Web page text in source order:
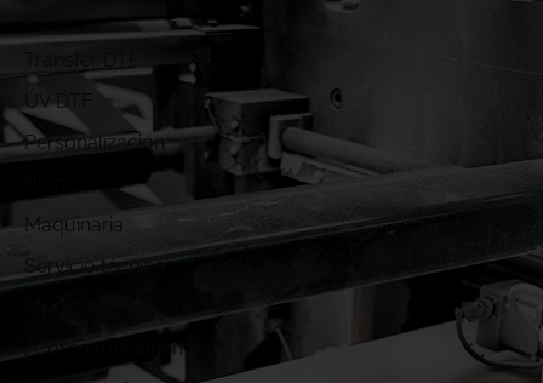
UV DTF
Personalización
Maquinaria
Servicio técnico
¿Cómo funcionamos?